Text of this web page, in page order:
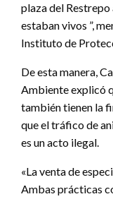
plaza del Restrepo
estaban vivos ”,
Instituto de
De esta manera,
Ambiente explicó
también tienen la
que el tráfico de
es un acto ilegal.
«La venta de
Ambas prácticas